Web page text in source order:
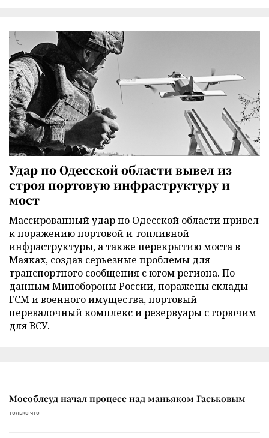
Удар по Одесской области вывел из
строя портовую инфраструктуру и
мост
Массированный удар по Одесской области привел
к поражению портовой и топливной
инфраструктуры, а также перекрытию моста в
Маяках, создав серьезные проблемы для
транспортного сообщения с югом региона. По
данным Минобороны России, поражены склады
ГСМ и военного имущества, портовый
перевалочный комплекс и резервуары с горючим
для ВСУ.
Мособлсуд начал процесс над маньяком Гаськовым
только что